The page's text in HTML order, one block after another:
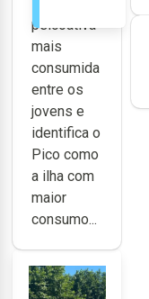
psicoativa
mais
consumida
entre os
jovens e
identifica o
Pico como
a ilha com
maior
consumo...